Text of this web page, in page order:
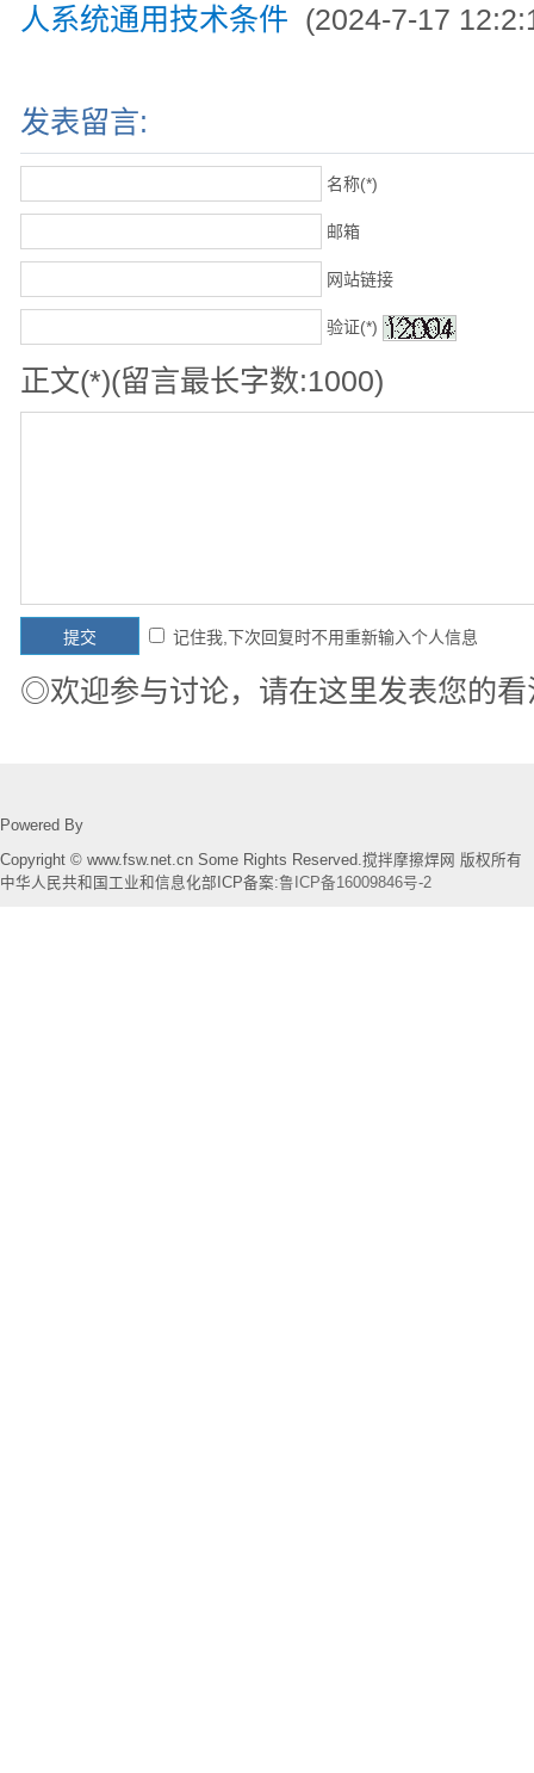
人系统通用技术条件 (2024-7-17
发表留言:
名称(*)
邮箱
网站链接
验证(*)
正文(*)(留言最长字数:1000)
记住我,下次回复时不用重新输入个人信息
◎欢迎参与讨论，请在这里发表您的
Powered By
Copyright © www.fsw.net.cn Some Rights Reserved.搅拌摩擦焊网 版权所有
中华人民共和国工业和信息化部ICP备案:鲁ICP备16009846号-2